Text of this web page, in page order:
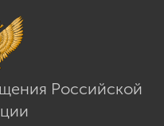
Российской